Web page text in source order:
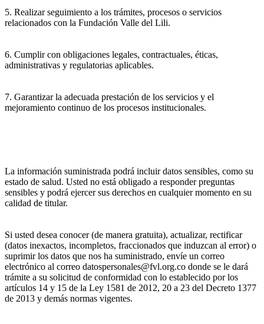
5. Realizar seguimiento a los trámites, procesos o servicios
relacionados con la Fundación Valle del Lili.
6. Cumplir con obligaciones legales, contractuales, éticas,
administrativas y regulatorias aplicables.
7. Garantizar la adecuada prestación de los servicios y el
mejoramiento continuo de los procesos institucionales.
La información suministrada podrá incluir datos sensibles, como su
estado de salud. Usted no está obligado a responder preguntas
sensibles y podrá ejercer sus derechos en cualquier momento en su
calidad de titular.
Si usted desea conocer (de manera gratuita), actualizar, rectificar
(datos inexactos, incompletos, fraccionados que induzcan al error) o
suprimir los datos que nos ha suministrado, envíe un correo
electrónico al correo datospersonales@fvl.org.co donde se le dará
trámite a su solicitud de conformidad con lo establecido por los
artículos 14 y 15 de la Ley 1581 de 2012, 20 a 23 del Decreto 1377
de 2013 y demás normas vigentes.